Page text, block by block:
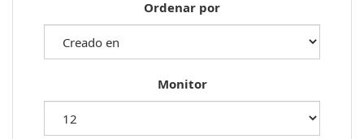
Ordenar por
Monitor